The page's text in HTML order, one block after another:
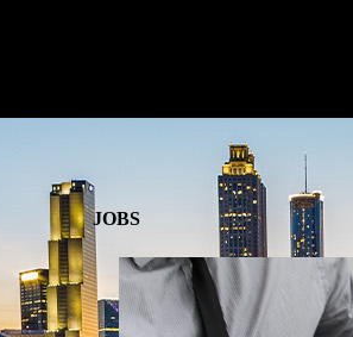
JOBS